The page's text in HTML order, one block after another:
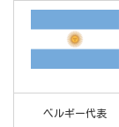
ベルギー代表